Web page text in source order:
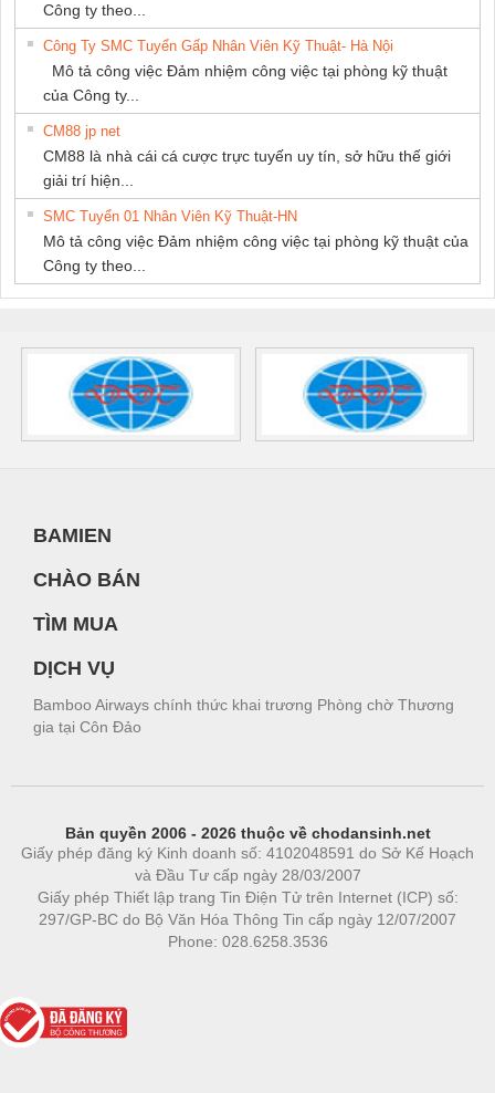
Công ty theo...
Công Ty SMC Tuyển Gấp Nhân Viên Kỹ Thuật- Hà Nội
Mô tả công việc Đảm nhiệm công việc tại phòng kỹ thuật
của Công ty...
CM88 jp net
CM88 là nhà cái cá cược trực tuyến uy tín, sở hữu thế giới
giải trí hiện...
SMC Tuyển 01 Nhân Viên Kỹ Thuật-HN
Mô tả công việc Đảm nhiệm công việc tại phòng kỹ thuật của
Công ty theo...
BAMIEN
CHÀO BÁN
TÌM MUA
DỊCH VỤ
Bamboo Airways chính thức khai trương Phòng chờ Thương
gia tại Côn Đảo
Bản quyền 2006 - 2026 thuộc về chodansinh.net
Giấy phép đăng ký Kinh doanh số: 4102048591 do Sở Kế Hoạch
và Đầu Tư cấp ngày 28/03/2007
Giấy phép Thiết lập trang Tin Điện Tử trên Internet (ICP) số:
297/GP-BC do Bộ Văn Hóa Thông Tin cấp ngày 12/07/2007
Phone: 028.6258.3536